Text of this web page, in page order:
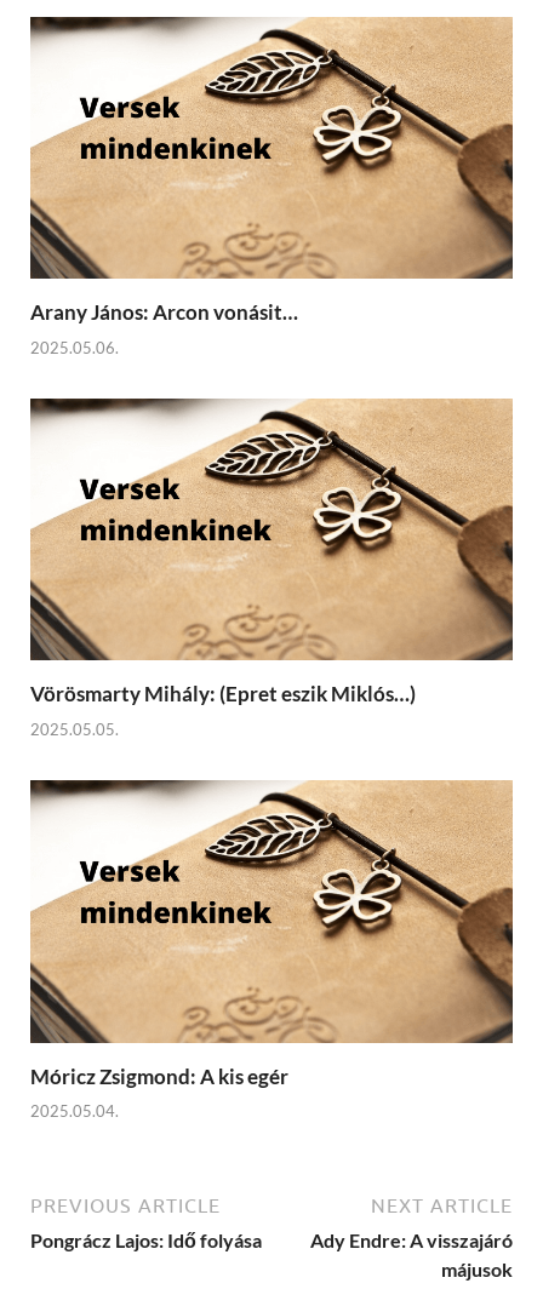
Arany János: Arcon vonásit…
2025.05.06.
Vörösmarty Mihály: (Epret eszik Miklós…)
2025.05.05.
Móricz Zsigmond: A kis egér
2025.05.04.
PREVIOUS ARTICLE
Pongrácz Lajos: Idő folyása
NEXT ARTICLE
Ady Endre: A visszajáró
májusok